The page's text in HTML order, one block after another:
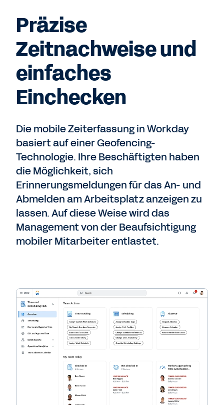
Präzise
Zeitnachweise und
einfaches
Einchecken
Die mobile Zeiterfassung in Workday
basiert auf einer Geofencing-
Technologie. Ihre Beschäftigten haben
die Möglichkeit, sich
Erinnerungsmeldungen für das An- und
Abmelden am Arbeitsplatz anzeigen zu
lassen. Auf diese Weise wird das
Management von der Beaufsichtigung
mobiler Mitarbeiter entlastet.